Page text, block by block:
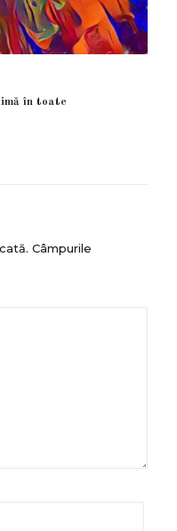
în toate
Câmpurile